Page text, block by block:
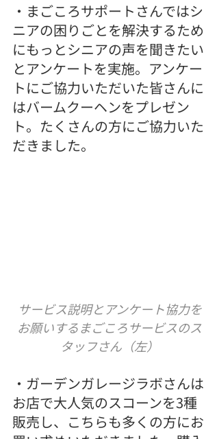
・まごころサポートさんではシ
ニアの困りごとを解決するため
にもっとシニアの声を聞きたい
とアンケートを実施。アンケー
トにご協力いただいた皆さんに
はバームクーヘンをプレゼン
ト。たくさんの方にご協力いた
だきました。
サービス説明とアンケート協力を
お願いするまごころサービスのス
タッフさん（左）
・ガーデンガレージラボさんは
お店で大人気のスコーンを3種
販売し、こちらも多くの方にお